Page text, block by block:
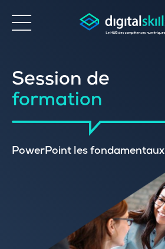
Accessibilité
Session de
formation
PowerPoint les fondamentaux